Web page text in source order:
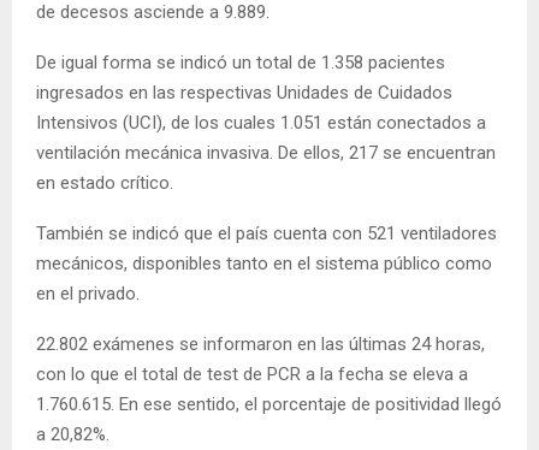
de decesos asciende a 9.889.
De igual forma se indicó un total de 1.358 pacientes
ingresados en las respectivas Unidades de Cuidados
Intensivos (UCI), de los cuales 1.051 están conectados a
ventilación mecánica invasiva. De ellos, 217 se encuentran
en estado crítico.
También se indicó que el país cuenta con 521 ventiladores
mecánicos, disponibles tanto en el sistema público como
en el privado.
22.802 exámenes se informaron en las últimas 24 horas,
con lo que el total de test de PCR a la fecha se eleva a
1.760.615. En ese sentido, el porcentaje de positividad llegó
a 20,82%.